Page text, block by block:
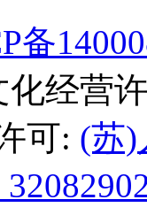
备
化经营
可: (苏)